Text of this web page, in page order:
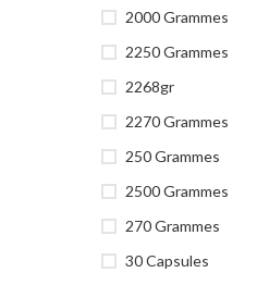
2000 Grammes
2250 Grammes
2268gr
2270 Grammes
250 Grammes
2500 Grammes
270 Grammes
30 Capsules